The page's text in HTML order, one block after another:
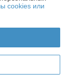
р-на г.Могилев
cookies или